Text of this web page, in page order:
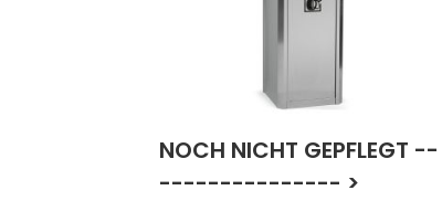
NOCH NICHT GEPFLEGT --
--------------- >